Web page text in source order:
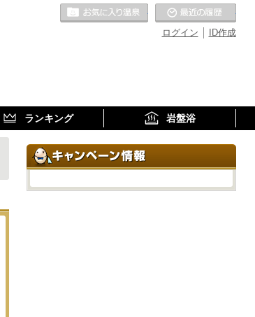
ID作成
ログイン
お気に入りの温泉
ランキング 岩盤浴